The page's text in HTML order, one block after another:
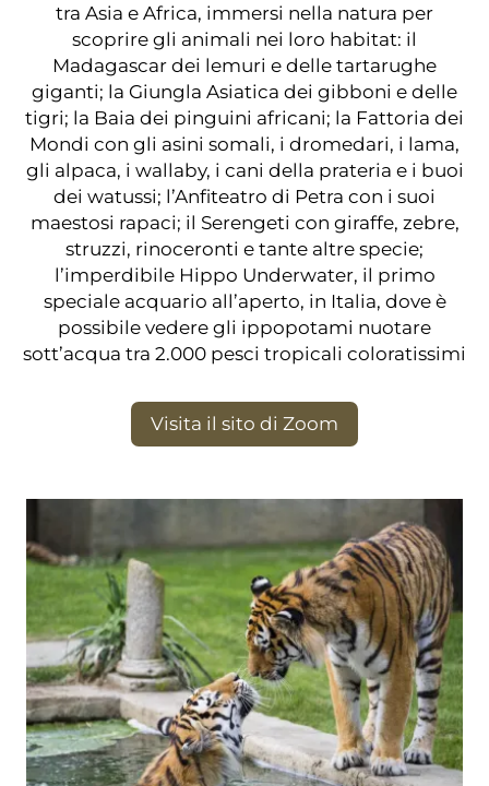
tra Asia e Africa, immersi nella natura per
scoprire gli animali nei loro habitat: il
Madagascar dei lemuri e delle tartarughe
giganti; la Giungla Asiatica dei gibboni e delle
tigri; la Baia dei pinguini africani; la Fattoria dei
Mondi con gli asini somali, i dromedari, i lama,
gli alpaca, i wallaby, i cani della prateria e i buoi
dei watussi; l’Anfiteatro di Petra con i suoi
maestosi rapaci; il Serengeti con giraffe, zebre,
struzzi, rinoceronti e tante altre specie;
l’imperdibile Hippo Underwater, il primo
speciale acquario all’aperto, in Italia, dove è
possibile vedere gli ippopotami nuotare
sott’acqua tra 2.000 pesci tropicali coloratissimi
Visita il sito di Zoom